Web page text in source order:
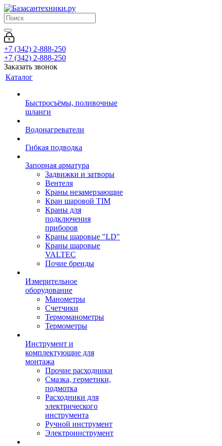
+7 (342) 2-888-250
+7 (342) 2-888-250
Заказать звонок
Каталог
Быстросъёмы, поливочные
шланги
Водонагреватели
Гибкая подводка
Запорная арматура
Задвижки и затворы
Вентеля
Краны незамерзающие
Кран шаровой TIM
Краны для
подключения
приборов
Краны шаровые "LD"
Краны шаровые
VALTEC
Почие бренды
Измерительное
оборудование
Манометры
Счетчики
Термоманометры
Термометры
Инструмент и
комплектующие для
монтажа
Прочие расходники
Смазка, герметики,
подмотка
Расходники для
электрического
инструмента
Ручной инструмент
Электроинструмент